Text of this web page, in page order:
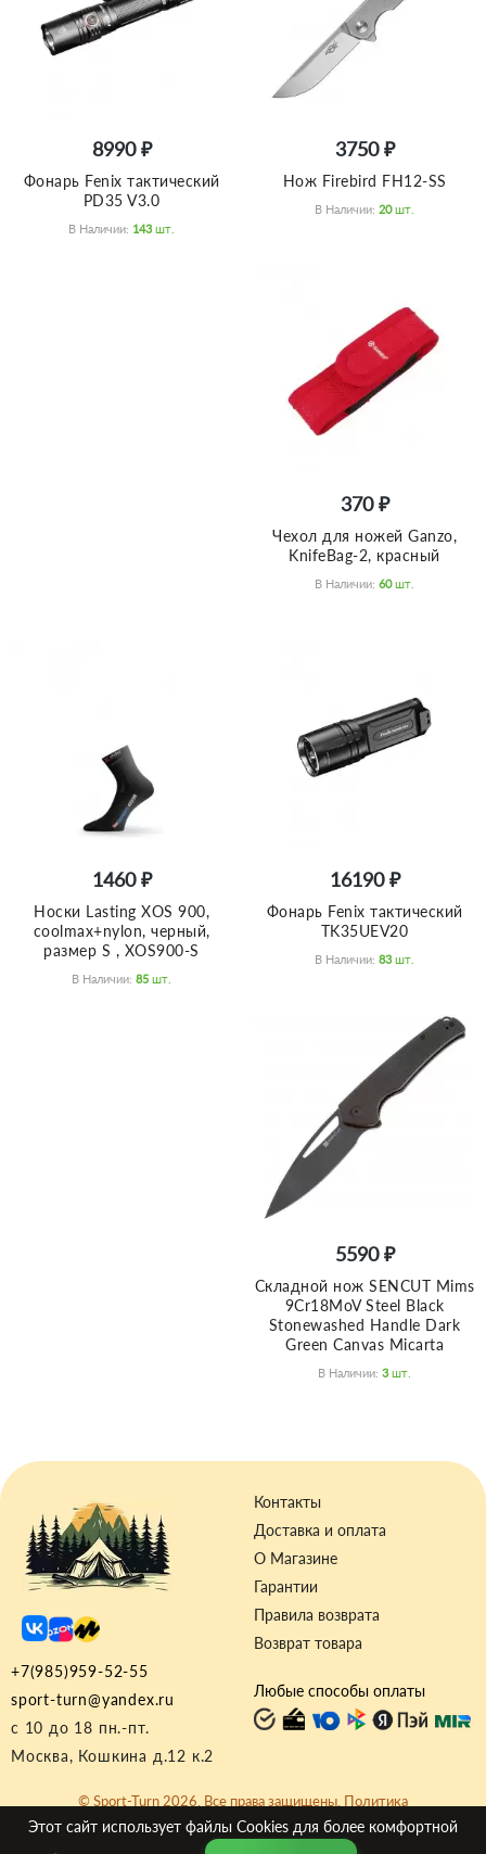
8990 ₽
Фонарь Fenix тактический
PD35 V3.0
В Наличии: 143 Шт.
3750 ₽
Нож Firebird FH12-SS
В Наличии: 20 Шт.
370 ₽
Чехол для ножей Ganzo,
KnifeBag-2, красный
В Наличии: 60 Шт.
1460 ₽
Носки Lasting XOS 900,
coolmax+nylon, черный,
размер S , XOS900-S
В Наличии: 85 Шт.
16190 ₽
Фонарь Fenix тактический
TK35UEV20
В Наличии: 83 Шт.
5590 ₽
Складной нож SENCUT Mims
9Cr18MoV Steel Black
Stonewashed Handle Dark
Green Canvas Micarta
В Наличии: 3 Шт.
Контакты
Доставка и оплата
О Магазине
Гарантии
Правила возврата
Возврат товара
+7(985)959-52-55
sport-turn@yandex.ru
с 10 до 18 пн.-пт.
Москва, Кошкина д.12 к.2
Любые способы оплаты
© Sport-Turn 2026. Все права защищены. Политика
Конфиденциальности|Договор-оферта
Этот сайт использует файлы Cookies для более комфортной